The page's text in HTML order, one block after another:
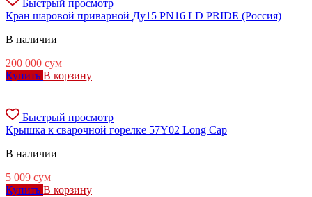
Быстрый просмотр
Кран шаровой приварной Ду15 PN16 LD PRIDE (Россия)
В наличии
200 000 сум
Купить В корзину
Быстрый просмотр
Крышка к сварочной горелке 57Y02 Long Cap
В наличии
5 009 сум
Купить В корзину